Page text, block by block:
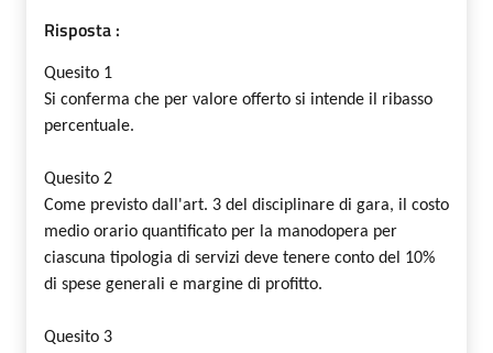
Risposta :
Quesito 1
Si conferma che per valore offerto si intende il ribasso
percentuale.
Quesito 2
Come previsto dall'art. 3 del disciplinare di gara, il costo
medio orario quantificato per la manodopera per
ciascuna tipologia di servizi deve tenere conto del 10%
di spese generali e margine di profitto.
Quesito 3